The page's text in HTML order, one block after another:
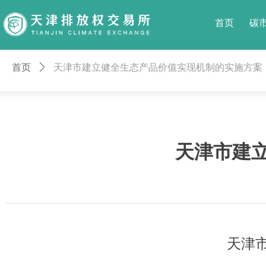
首页 碳
天津市建
天津
首页 ꄲ 天津市建立健全生态产品价值实现机制的实施方案